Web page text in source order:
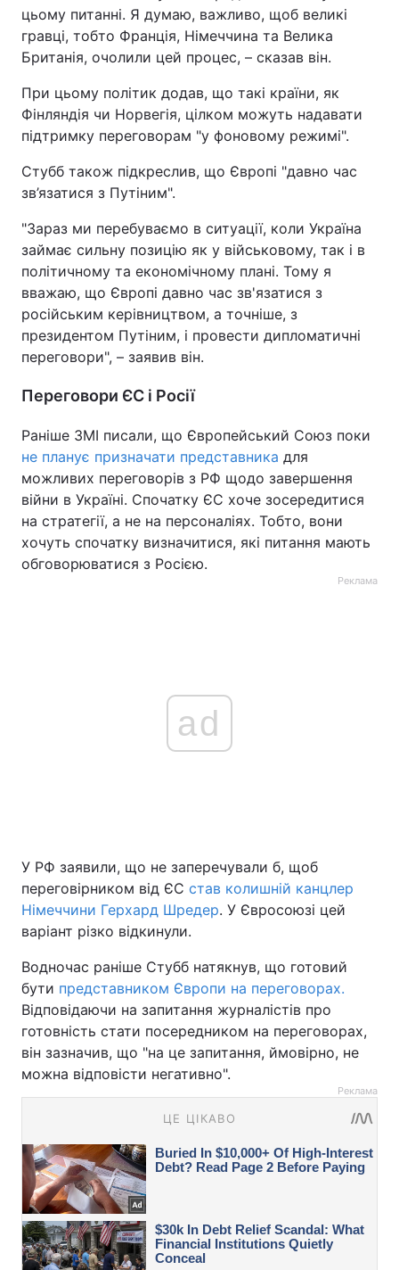
цьому питанні. Я думаю, важливо, щоб великі
гравці, тобто Франція, Німеччина та Велика
Британія, очолили цей процес, – сказав він.
При цьому політик додав, що такі країни, як
Фінляндія чи Норвегія, цілком можуть надавати
підтримку переговорам "у фоновому режимі".
Стубб також підкреслив, що Європі "давно час
зв’язатися з Путіним".
"Зараз ми перебуваємо в ситуації, коли Україна
займає сильну позицію як у військовому, так і в
політичному та економічному плані. Тому я
вважаю, що Європі давно час зв'язатися з
російським керівництвом, а точніше, з
президентом Путіним, і провести дипломатичні
переговори", – заявив він.
Переговори ЄС і Росії
Раніше ЗМІ писали, що Європейський Союз поки
не планує призначати представника для
можливих переговорів з РФ щодо завершення
війни в Україні. Спочатку ЄС хоче зосередитися
на стратегії, а не на персоналіях. Тобто, вони
хочуть спочатку визначитися, які питання мають
обговорюватися з Росією.
Реклама
ad
У РФ заявили, що не заперечували б, щоб
переговірником від ЄС став колишній канцлер
Німеччини Герхард Шредер. У Євросоюзі цей
варіант різко відкинули.
Водночас раніше Стубб натякнув, що готовий
бути представником Європи на переговорах.
Відповідаючи на запитання журналістів про
готовність стати посередником на переговорах,
він зазначив, що "на це запитання, ймовірно, не
можна відповісти негативно".
Реклама